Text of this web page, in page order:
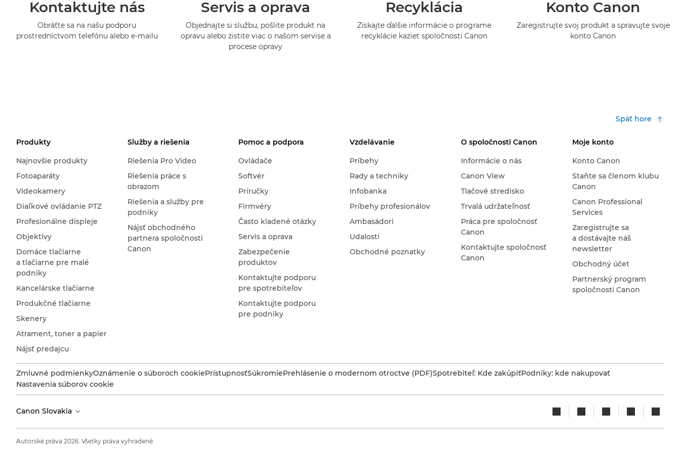
Kontaktujte nás
Obráťte sa na našu podporu
prostredníctvom telefónu alebo e-mailu
Servis a oprava
Objednajte si službu, pošlite produkt na
opravu alebo zistite viac o našom servise a
procese opravy
Recyklácia
Získajte ďalšie informácie o programe
recyklácie kaziet spoločnosti Canon
Konto Canon
Zaregistrujte svoj produkt a spravujte svoje
konto Canon
Späť hore
Produkty
Najnovšie produkty
Fotoaparáty
Videokamery
Diaľkové ovládanie PTZ
Profesionálne displeje
Objektívy
Domáce tlačiarne
a tlačiarne pre malé
podniky
Kancelárske tlačiarne
Produkčné tlačiarne
Skenery
Atrament, toner a papier
Nájsť predajcu
Služby a riešenia
Riešenia Pro Video
Riešenia práce s
obrazom
Riešenia a služby pre
podniky
Nájsť obchodného
partnera spoločnosti
Canon
Pomoc a podpora
Ovládače
Softvér
Príručky
Firmvéry
Často kladené otázky
Servis a oprava
Zabezpečenie
produktov
Kontaktujte podporu
pre spotrebiteľov
Kontaktujte podporu
pre podniky
Vzdelávanie
Príbehy
Rady a techniky
Infobanka
Príbehy profesionálov
Ambasádori
Udalosti
Obchodné poznatky
O spoločnosti Canon
Informácie o nás
Canon View
Tlačové stredisko
Trvalá udržateľnosť
Práca pre spoločnosť
Canon
Kontaktujte spoločnosť
Canon
Moje konto
Konto Canon
Staňte sa členom klubu
Canon
Canon Professional
Services
Zaregistrujte sa
a dostávajte náš
newsletter
Obchodný účet
Partnerský program
spoločnosti Canon
Zmluvné podmienkyOznámenie o súboroch cookiePrístupnosťSúkromiePrehlásenie o modernom otroctve (PDF)Spotrebiteľ: Kde zakúpiťPodniky: kde nakupovať
Nastavenia súborov cookie
Canon Slovakia
Autorské práva 2026. Všetky práva vyhradené.